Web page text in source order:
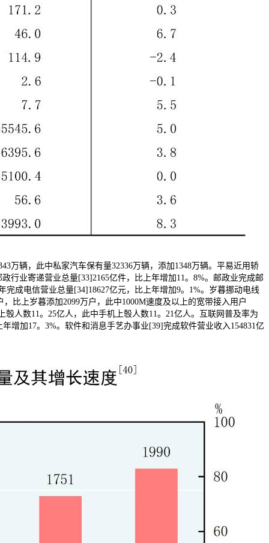
万辆，此中私家汽车保有量32336万辆，添加1348万辆。平易近用轿
行业寄递营业总量[33]2165亿件，比上年增加11。8%。邮政业完成邮
成电信营业总量[34]18627亿元，比上年增加9。1%。岁暮挪动电线
比上岁暮添加2099万户，此中1000M速度及以上的宽带接入用户
人数11。25亿人，此中手机上彀人数11。21亿人。互联网普及率为
增加17。3%。软件和消息手艺办事业[39]完成软件营业收入154831亿